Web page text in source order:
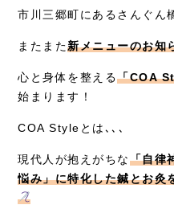
症例別施術
採用情報
市川三郷町にあるさんぐん
またまた新メニューのお知
心と身体を整える「COA
始まります！
COA Styleとは､､､
現代人が抱えがちな「自律
悩み」に特化した鍼とお灸